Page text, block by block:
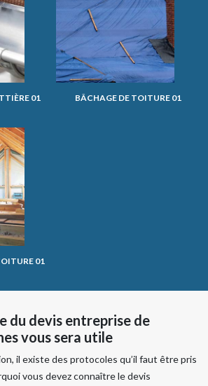
01 BÂCHAGE DE TOITURE 01
01
du devis entreprise de
vous sera utile
il existe des protocoles qu’il faut être pris
vous devez connaître le devis